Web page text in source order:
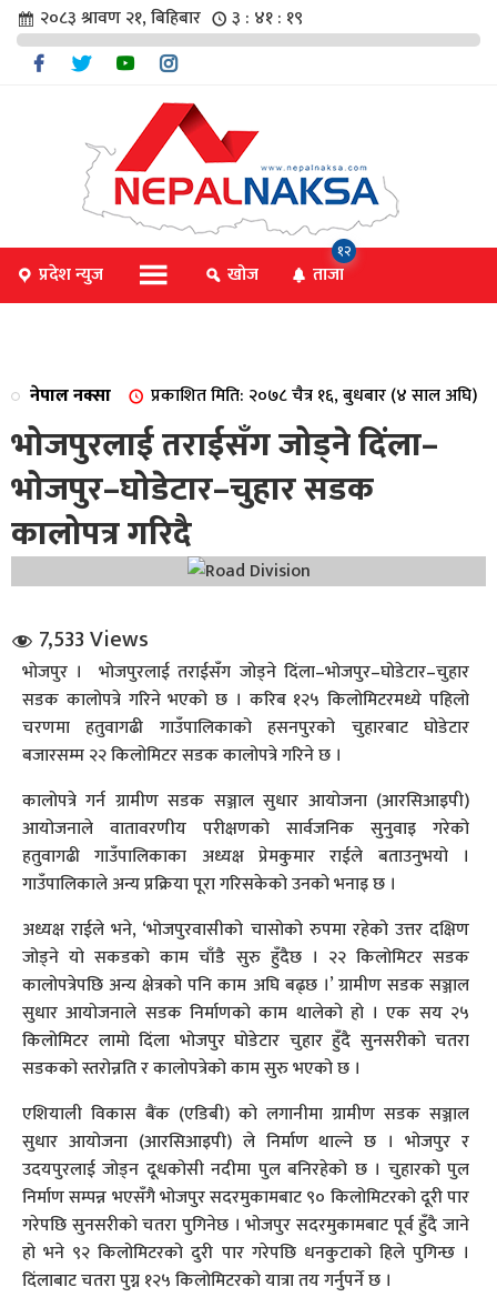
संवाद
२०८३ श्रावण २१, बिहिबार ३ : ४१ : १९
प्रदेश न्युज खोज ताजा
१२
नेपाल नक्सा प्रकाशित मिति: २०७८ चैत्र १६, बुधबार (४ साल अघि)
भोजपुरलाई तराईसँग जोड्ने दिंला–
भोजपुर–घोडेटार–चुहार सडक
कालोपत्र गरिदै
7,533 Views
भोजपुर । भोजपुरलाई तराईसँग जोड्ने दिंला–भोजपुर–घोडेटार–चुहार
सडक कालोपत्रे गरिने भएको छ । करिब १२५ किलोमिटरमध्ये पहिलो
चरणमा हतुवागढी गाउँपालिकाको हसनपुरको चुहारबाट घोडेटार
बजारसम्म २२ किलोमिटर सडक कालोपत्रे गरिने छ ।
कालोपत्रे गर्न ग्रामीण सडक सञ्जाल सुधार आयोजना (आरसिआइपी)
आयोजनाले वातावरणीय परीक्षणको सार्वजनिक सुनुवाइ गरेको
हतुवागढी गाउँपालिकाका अध्यक्ष प्रेमकुमार राईले बताउनुभयो ।
गाउँपालिकाले अन्य प्रक्रिया पूरा गरिसकेको उनको भनाइ छ ।
अध्यक्ष राईले भने, ‘भोजपुरवासीको चासोको रुपमा रहेको उत्तर दक्षिण
जोड्ने यो सकडको काम चाँडै सुरु हुँदैछ । २२ किलोमिटर सडक
कालोपत्रेपछि अन्य क्षेत्रको पनि काम अघि बढ्छ ।’ ग्रामीण सडक सञ्जाल
सुधार आयोजनाले सडक निर्माणको काम थालेको हो । एक सय २५
किलोमिटर लामो दिंला भोजपुर घोडेटार चुहार हुँदै सुनसरीको चतरा
सडकको स्तरोन्नति र कालोपत्रेको काम सुरु भएको छ ।
एशियाली विकास बैंक (एडिबी) को लगानीमा ग्रामीण सडक सञ्जाल
सुधार आयोजना (आरसिआइपी) ले निर्माण थाल्ने छ । भोजपुर र
उदयपुरलाई जोड्न दूधकोसी नदीमा पुल बनिरहेको छ । चुहारको पुल
निर्माण सम्पन्न भएसँगै भोजपुर सदरमुकामबाट ९० किलोमिटरको दूरी पार
गरेपछि सुनसरीको चतरा पुगिनेछ । भोजपुर सदरमुकामबाट पूर्व हुँदै जाने
हो भने ९२ किलोमिटरको दुरी पार गरेपछि धनकुटाको हिले पुगिन्छ ।
दिंलाबाट चतरा पुग्न १२५ किलोमिटरको यात्रा तय गर्नुपर्ने छ ।